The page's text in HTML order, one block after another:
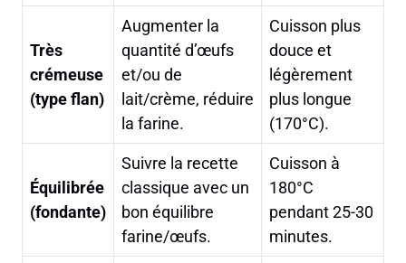
Très
crémeuse
(type flan)
Augmenter la
quantité d’œufs
et/ou de
lait/crème, réduire
la farine.
Cuisson plus
douce et
légèrement
plus longue
(170°C).
Équilibrée
(fondante)
Suivre la recette
classique avec un
bon équilibre
farine/œufs.
Cuisson à
180°C
pendant 25-30
minutes.